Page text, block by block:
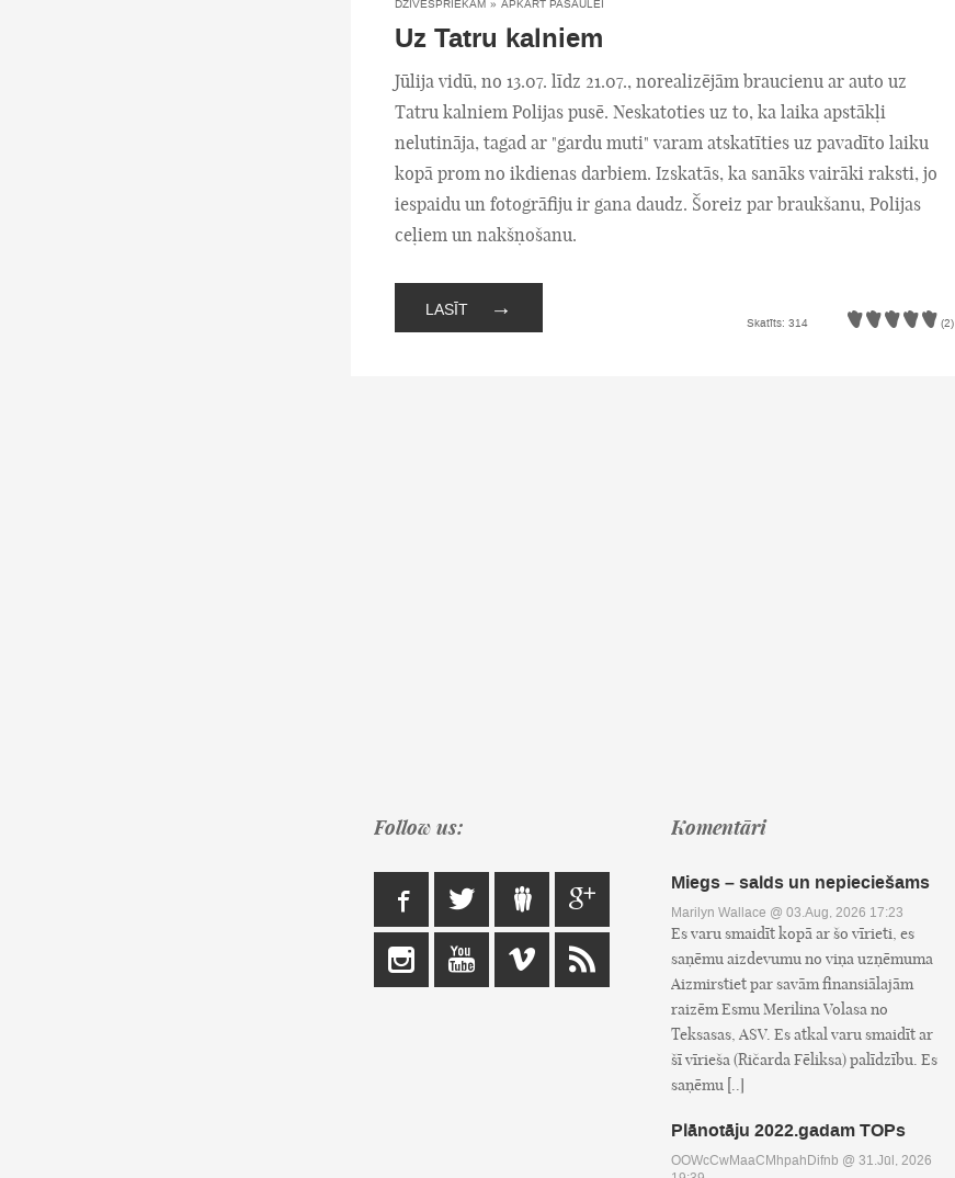
DZĪVESPRIEKAM » APKĀRT PASAULEI
Uz Tatru kalniem
Jūlija vidū, no 13.07. līdz 21.07., norealizējām braucienu ar auto uz
Tatru kalniem Polijas pusē. Neskatoties uz to, ka laika apstākļi
nelutināja, tagad ar "gardu muti" varam atskatīties uz pavadīto laiku
kopā prom no ikdienas darbiem. Izskatās, ka sanāks vairāki raksti, jo
iespaidu un fotogrāfiju ir gana daudz. Šoreiz par braukšanu, Polijas
ceļiem un nakšņošanu.
LASĪT →
Skatīts: 314 (2)
Follow us: Komentāri
Miegs – salds un nepieciešams
Marilyn Wallace @ 03.Aug, 2026 17:23
Es varu smaidīt kopā ar šo vīrieti, es
saņēmu aizdevumu no viņa uzņēmuma
Aizmirstiet par savām finansiālajām
raizēm Esmu Merilina Volasa no
Teksasas, ASV. Es atkal varu smaidīt ar
šī vīrieša (Ričarda Fēliksa) palīdzību. Es
saņēmu [..]
Plānotāju 2022.gadam TOPs
OOWcCwMaaCMhpahDifnb @ 31.Jūl, 2026